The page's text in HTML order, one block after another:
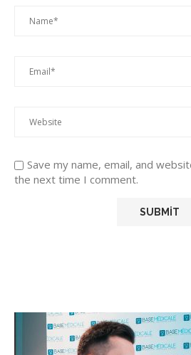
Save my name, email, and
the next time I comment.